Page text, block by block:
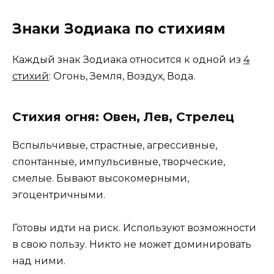
Знаки Зодиака по стихиям
Каждый знак Зодиака относится к одной из 4
стихий: Огонь, Земля, Воздух, Вода.
Стихия огня: Овен, Лев, Стрелец
Вспыльчивые, страстные, агрессивные,
спонтанные, импульсивные, творческие,
смелые. Бывают высокомерными,
эгоцентричными.
Готовы идти на риск. Используют возможности
в свою пользу. Никто не может доминировать
над ними.